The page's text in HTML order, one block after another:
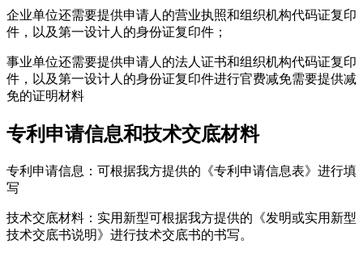
企业单位还需要提供申请人的营业执照和组织机构代码证复印
件，以及第一设计人的身份证复印件；
事业单位还需要提供申请人的法人证书和组织机构代码证复印
件，以及第一设计人的身份证复印件进行官费减免需要提供减
免的证明材料
专利申请信息和技术交底材料
专利申请信息：可根据我方提供的《专利申请信息表》进行填
写
技术交底材料：实用新型可根据我方提供的《发明或实用新型
技术交底书说明》进行技术交底书的书写。